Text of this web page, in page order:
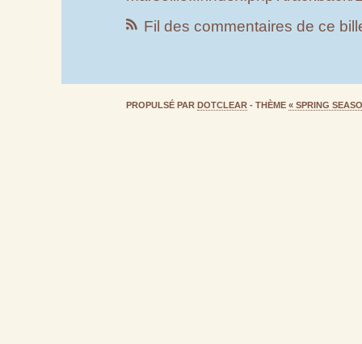
Fil des commentaires de ce
PROPULSÉ PAR DOTCLEAR - THÈME « SPRING